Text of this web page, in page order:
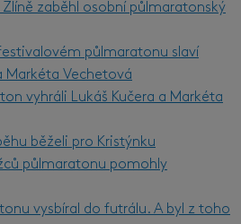
zaběhl osobní půlmaratonský
půlmaratonu slaví
Markéta Vechetová
vyhráli Lukáš Kučera a Markéta
běželi pro Kristýnku
půlmaratonu pomohly
vysbíral do futrálu. A byl z toho